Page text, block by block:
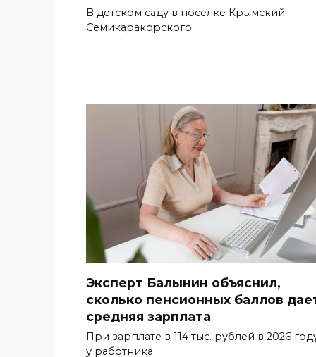
В детском саду в поселке Крымский
Семикаракорского
Эксперт Балынин объяснил,
сколько пенсионных баллов
средняя зарплата
При зарплате в 114 тыс. рублей в 2026
у работника